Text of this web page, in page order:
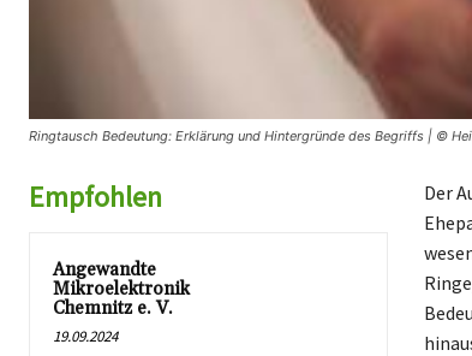
Ringtausch Bedeutung: Erklärung und Hintergründe des Begriffs | ©
Empfohlen
Angewandte
Mikroelektronik
Chemnitz e. V.
19.09.2024
Der